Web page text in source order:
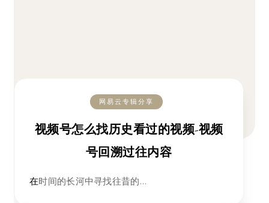
网易云专辑分享
视频号怎么找历史看过的视频-视频
号回溯过往内容
在时间的长河中寻找往昔的…